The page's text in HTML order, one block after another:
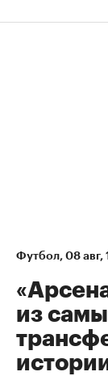
Футбол⁠, 08 авг,
из